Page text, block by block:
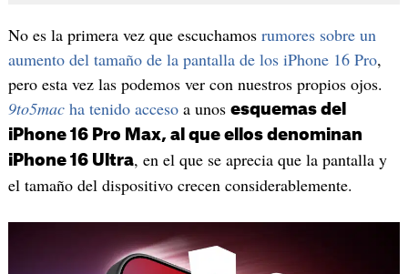
No es la primera vez que escuchamos rumores sobre un
aumento del tamaño de la pantalla de los iPhone 16 Pro,
pero esta vez las podemos ver con nuestros propios ojos.
9to5macha tenido accesoa unos esquemas del
iPhone 16 Pro Max, al que ellos denominan
iPhone 16 Ultra, en el que se aprecia que la pantalla y
el tamaño del dispositivo crecen considerablemente.